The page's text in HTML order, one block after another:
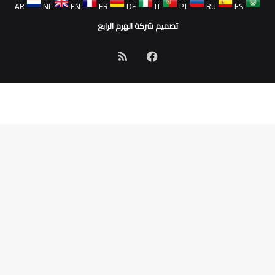
AR
NL EN FR DE IT PT RU
ES
تصميم شركة الهرم الرابع
فيسبوك
الموقع